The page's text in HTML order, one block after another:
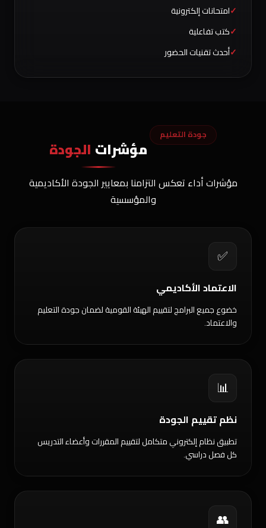
امتحانات إلكترونية
كتب تفاعلية
أحدث تقنيات الحضور
جودة التعليم
مؤشرات الجودة
مؤشرات أداء تعكس التزامنا بمعايير الجودة الأكاديمية
والمؤسسية
✅
الاعتماد الأكاديمي
خضوع جميع البرامج لتقييم الهيئة القومية لضمان جودة التعليم
والاعتماد.
📊
نظم تقييم الجودة
تطبيق نظام إلكتروني متكامل لتقييم المقررات وأعضاء التدريس
كل فصل دراسي.
👥